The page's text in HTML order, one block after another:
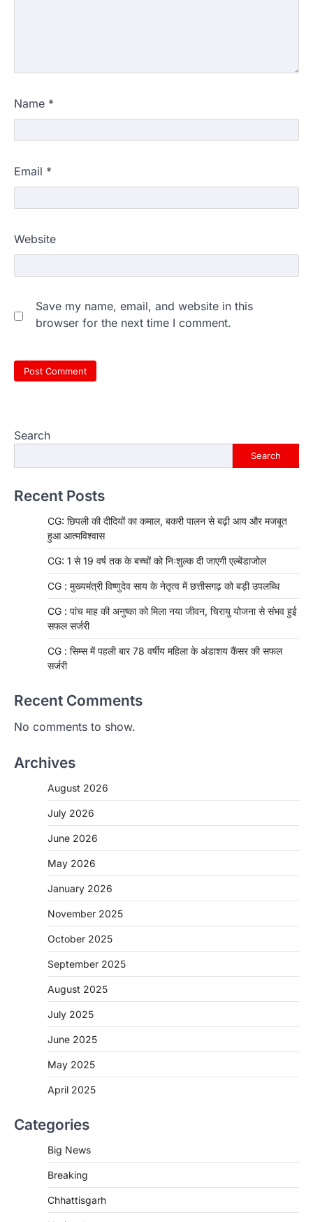
Name *
Email *
Website
Save my name, email, and website in this
browser for the next time I comment.
Search
Search
Recent Posts
CG: छिपली की दीदियों का कमाल, बकरी पालन से बढ़ी आय और मजबूत
हुआ आत्मविश्वास
CG: 1 से 19 वर्ष तक के बच्चों को निःशुल्क दी जाएगी एल्बेंडाजोल
CG : मुख्यमंत्री विष्णुदेव साय के नेतृत्व में छत्तीसगढ़ को बड़ी उपलब्धि
CG : पांच माह की अनुष्का को मिला नया जीवन, चिरायु योजना से संभव हुई
सफल सर्जरी
CG : सिम्स में पहली बार 78 वर्षीय महिला के अंडाशय कैंसर की सफल
सर्जरी
Recent Comments
No comments to show.
Archives
August 2026
July 2026
June 2026
May 2026
January 2026
November 2025
October 2025
September 2025
August 2025
July 2025
June 2025
May 2025
April 2025
Categories
Big News
Breaking
Chhattisgarh
CHHATTISGARH
CG: 1 से 19 वर्ष तक के बच्चों को निःशुल्क दी
जाएगी एल्बेंडाजोल
More Khabar August 7, 2026
रायपुर। राष्ट्रीय कृमि मुक्ति दिवस भारत सरकार द्वारा
CHHATTISGARH
जशपुर जिले की 5 माह की मासूम…